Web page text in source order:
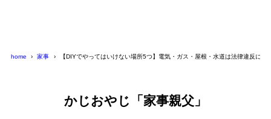
home 家事 【DIYでやってはいけない場所5つ】電気・ガス・屋根・水道は法律違反にな
かじおやじ「家事親父」